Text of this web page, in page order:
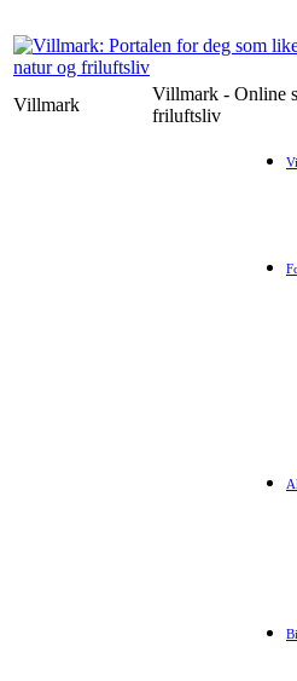
Villmark
Villmark - Online
friluftsliv